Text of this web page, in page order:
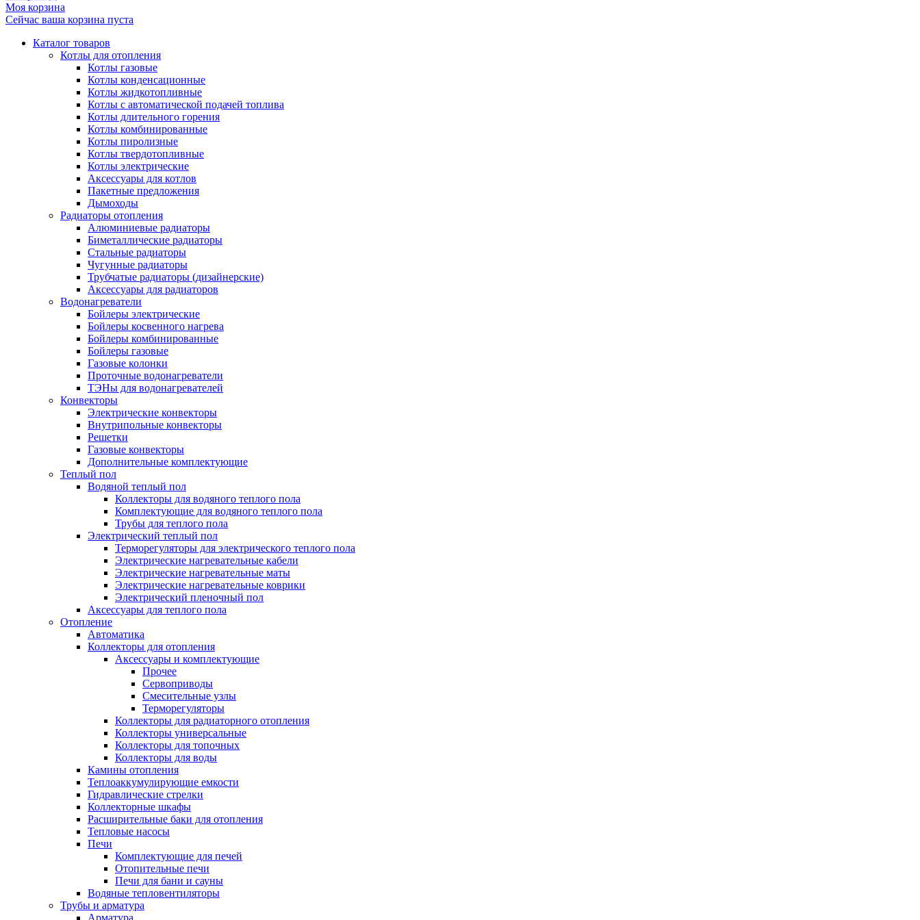
Моя корзина
Сейчас ваша корзина пуста
Каталог товаров
Котлы для отопления
Котлы газовые
Котлы конденсационные
Котлы жидкотопливные
Котлы с автоматической подачей топлива
Котлы длительного горения
Котлы комбинированные
Котлы пиролизные
Котлы твердотопливные
Котлы электрические
Аксессуары для котлов
Пакетные предложения
Дымоходы
Радиаторы отопления
Алюминиевые радиаторы
Биметаллические радиаторы
Стальные радиаторы
Чугунные радиаторы
Трубчатые радиаторы (дизайнерские)
Аксессуары для радиаторов
Водонагреватели
Бойлеры электрические
Бойлеры косвенного нагрева
Бойлеры комбинированные
Бойлеры газовые
Газовые колонки
Проточные водонагреватели
ТЭНы для водонагревателей
Конвекторы
Электрические конвекторы
Внутрипольные конвекторы
Решетки
Газовые конвекторы
Дополнительные комплектующие
Теплый пол
Водяной теплый пол
Коллекторы для водяного теплого пола
Комплектующие для водяного теплого пола
Трубы для теплого пола
Электрический теплый пол
Терморегуляторы для электрического теплого пола
Электрические нагревательные кабели
Электрические нагревательные маты
Электрические нагревательные коврики
Электрический пленочный пол
Аксессуары для теплого пола
Отопление
Автоматика
Коллекторы для отопления
Аксессуары и комплектующие
Прочее
Сервоприводы
Смесительные узлы
Терморегуляторы
Коллекторы для радиаторного отопления
Коллекторы универсальные
Коллекторы для топочных
Коллекторы для воды
Камины отопления
Теплоаккумулирующие емкости
Гидравлические стрелки
Коллекторные шкафы
Расширительные баки для отопления
Тепловые насосы
Печи
Комплектующие для печей
Отопительные печи
Печи для бани и сауны
Водяные тепловентиляторы
Трубы и арматура
Арматура